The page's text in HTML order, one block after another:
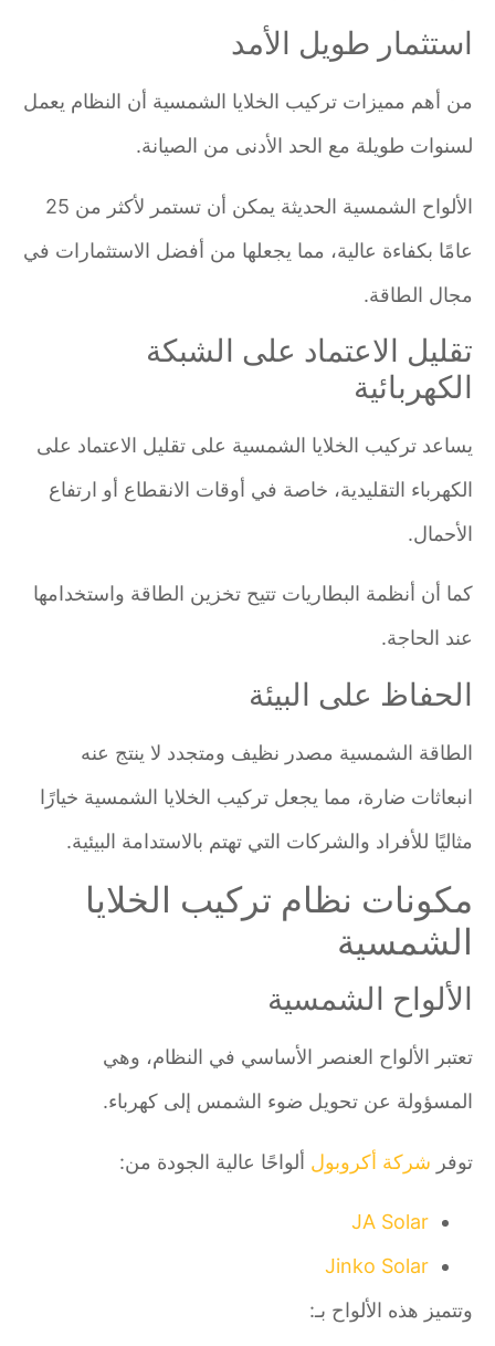
استثمار طويل الأمد
من أهم مميزات تركيب الخلايا الشمسية أن النظام يعمل
لسنوات طويلة مع الحد الأدنى من الصيانة.
الألواح الشمسية الحديثة يمكن أن تستمر لأكثر من 25
عامًا بكفاءة عالية، مما يجعلها من أفضل الاستثمارات في
مجال الطاقة.
تقليل الاعتماد على الشبكة
الكهربائية
يساعد تركيب الخلايا الشمسية على تقليل الاعتماد على
الكهرباء التقليدية، خاصة في أوقات الانقطاع أو ارتفاع
الأحمال.
كما أن أنظمة البطاريات تتيح تخزين الطاقة واستخدامها
عند الحاجة.
الحفاظ على البيئة
الطاقة الشمسية مصدر نظيف ومتجدد لا ينتج عنه
انبعاثات ضارة، مما يجعل تركيب الخلايا الشمسية خيارًا
مثاليًا للأفراد والشركات التي تهتم بالاستدامة البيئية.
مكونات نظام تركيب الخلايا
الشمسية
الألواح الشمسية
تعتبر الألواح العنصر الأساسي في النظام، وهي
المسؤولة عن تحويل ضوء الشمس إلى كهرباء.
توفرشركة أكروبولألواحًا عالية الجودة من:
JA Solar
Jinko Solar
وتتميز هذه الألواح بـ: